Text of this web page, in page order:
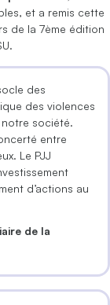
et a remis cette
de la 7ème édition
des
des violences
société.
entre
Le PJJ
d’actions au
de la